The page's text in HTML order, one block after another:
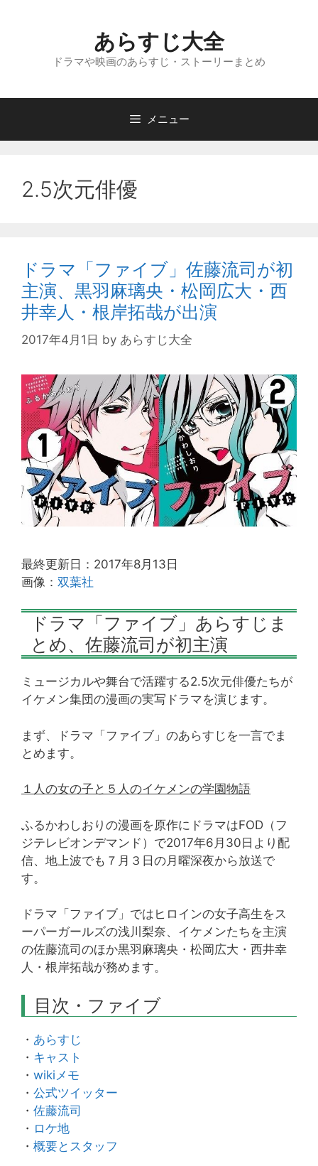
へ
あらすじ大全
ドラマや映画のあらすじ・ストーリーまとめ
メニュー
2.5次元俳優
ドラマ「ファイブ」佐藤流司が初
主演、黒羽麻璃央・松岡広大・西
井幸人・根岸拓哉が出演
2017年4月1日 by あらすじ大全
最終更新日：2017年8月13日
画像： 双葉社
ドラマ「ファイブ」あらすじま
とめ、佐藤流司が初主演
ミュージカルや舞台で活躍する2.5次元俳優たちが
イケメン集団の漫画の実写ドラマを演じます。
まず、ドラマ「ファイブ」のあらすじを一言でま
とめます。
１人の女の子と５人のイケメンの学園物語
ふるかわしおりの漫画を原作にドラマはFOD（フ
ジテレビオンデマンド）で2017年6月30日より配
信、地上波でも７月３日の月曜深夜から放送で
す。
ドラマ「ファイブ」ではヒロインの女子高生をス
ーパーガールズの浅川梨奈、イケメンたちを主演
の佐藤流司のほか黒羽麻璃央・松岡広大・西井幸
人・根岸拓哉が務めます。
目次・ファイブ
・ あらすじ
・ キャスト
・ wikiメモ
・ 公式ツイッター
・ 佐藤流司
・ ロケ地
・ 概要とスタッフ